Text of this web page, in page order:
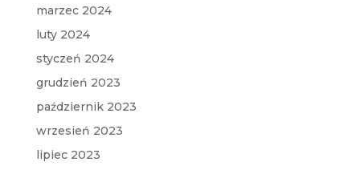
marzec 2024
luty 2024
styczeń 2024
grudzień 2023
październik 2023
wrzesień 2023
lipiec 2023